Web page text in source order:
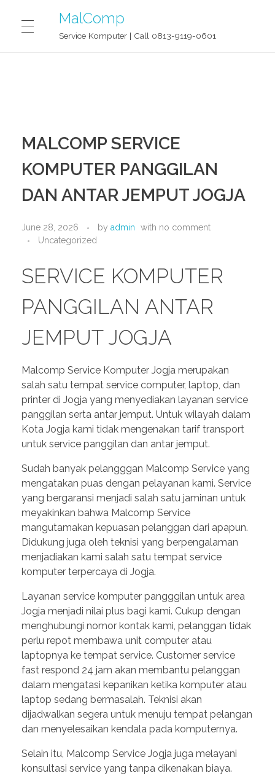
MalComp
Service Komputer | Call 0813-9119-0601
BLOG
OUR STORY
MALCOMP SERVICE
KOMPUTER PANGGILAN
DAN ANTAR JEMPUT JOGJA
June 28, 2026 by admin with no comment
Uncategorized
SERVICE KOMPUTER
PANGGILAN ANTAR
JEMPUT JOGJA
Malcomp Service Komputer Jogja merupakan
salah satu tempat service computer, laptop, dan
printer di Jogja yang menyediakan layanan service
panggilan serta antar jemput. Untuk wilayah dalam
Kota Jogja kami tidak mengenakan tarif transport
untuk service panggilan dan antar jemput.
Sudah banyak pelangggan Malcomp Service yang
mengatakan puas dengan pelayanan kami. Service
yang bergaransi menjadi salah satu jaminan untuk
meyakinkan bahwa Malcomp Service
mangutamakan kepuasan pelanggan dari apapun.
Didukung juga oleh teknisi yang berpengalaman
menjadiakan kami salah satu tempat service
komputer terpercaya di Jogja.
Layanan service komputer pangggilan untuk area
Jogja menjadi nilai plus bagi kami. Cukup dengan
menghubungi nomor kontak kami, pelanggan tidak
perlu repot membawa unit computer atau
laptopnya ke tempat service. Customer service
fast respond 24 jam akan membantu pelanggan
dalam mengatasi kepanikan ketika komputer atau
laptop sedang bermasalah. Teknisi akan
dijadwalkan segera untuk menuju tempat pelangan
dan menyelesaikan kendala pada komputernya.
Selain itu, Malcomp Service Jogja juga melayani
konsultasi service yang tanpa dikenakan biaya.